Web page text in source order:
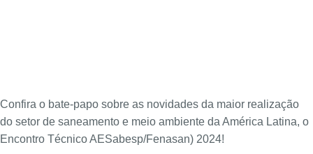
Confira o bate-papo sobre as novidades da maior realização
do setor de saneamento e meio ambiente da América Latina, o
Encontro Técnico AESabesp/Fenasan) 2024!